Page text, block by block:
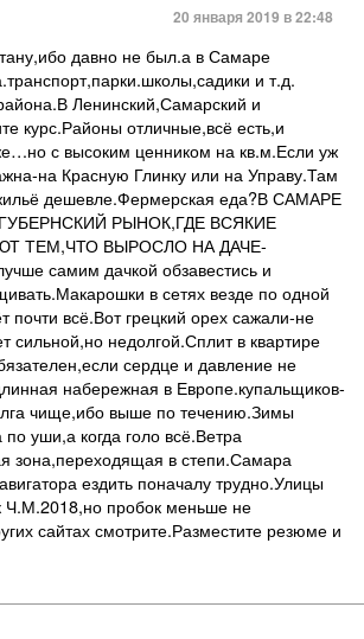
20 января 2019 в 22:48
давно не был.а в Самаре
и т.д.
Ленинский,Самарский и
курс.Районы отличные,всё есть,и
с высоким ценником на кв.м.Если уж
на Красную Глинку или на Управу.Там
дешевле.Фермерская еда?В САМАРЕ
РЫНОК,ГДЕ ВСЯКИЕ
ТЕМ,ЧТО ВЫРОСЛО НА ДАЧЕ-
самим дачкой обзавестись и
в сетях везде по одной
почти всё.Вот грецкий орех сажали-не
сильной,но недолгой.Сплит в квартире
сердце и давление не
набережная в Европе.купальщиков-
чище,ибо выше по течению.Зимы
по уши,а когда голо всё.Ветра
зона,переходящая в степи.Самара
ездить поначалу трудно.Улицы
Ч.М.2018,но пробок меньше не
сайтах смотрите.Разместите резюме и